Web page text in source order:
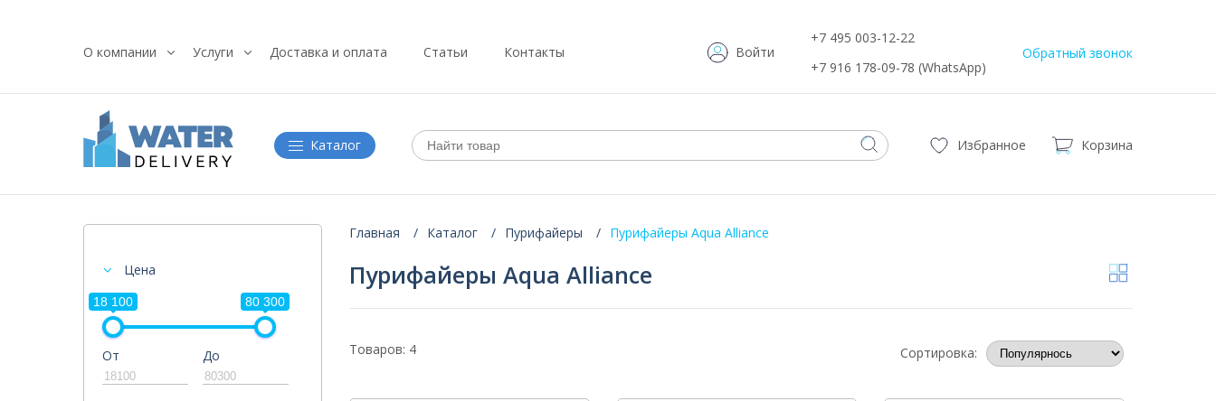
О компании Услуги Доставка и оплата Статьи Контакты Войти
+7 495 003-12-22
+7 916 178-09-78 (WhatsApp)
Обратный звонок
Каталог Избранное Корзина
Цена
18 100 80 300
От До
Главная Каталог Пурифайеры Пурифайеры Aqua Alliance
Пурифайеры Aqua Alliance
Товаров: 4 Сортировка: